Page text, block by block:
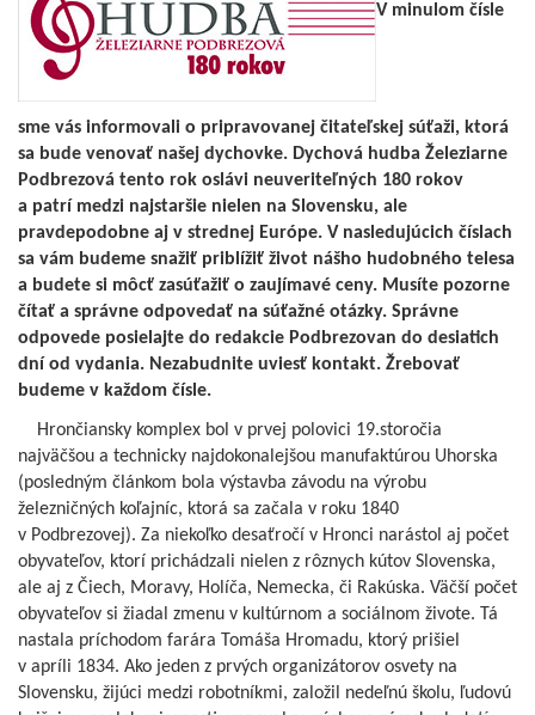
V minulom čísle
sme vás informovali o pripravovanej čitateľskej súťaži, ktorá
sa bude venovať našej dychovke. Dychová hudba Železiarne
Podbrezová tento rok oslávi neuveriteľných 180 rokov
a patrí medzi najstaršie nielen na Slovensku, ale
pravdepodobne aj v strednej Európe. V nasledujúcich číslach
sa vám budeme snažiť priblížiť život nášho hudobného telesa
a budete si môcť zasúťažiť o zaujímavé ceny. Musíte pozorne
čítať a správne odpovedať na súťažné otázky. Správne
odpovede posielajte do redakcie Podbrezovan do desiatich
dní od vydania. Nezabudnite uviesť kontakt. Žrebovať
budeme v každom čísle.
Hrončiansky komplex bol v prvej polovici 19.storočia
najväčšou a technicky najdokonalejšou manufaktúrou Uhorska
(posledným článkom bola výstavba závodu na výrobu
železničných koľajníc, ktorá sa začala v roku 1840
v Podbrezovej). Za niekoľko desaťročí v Hronci narástol aj počet
obyvateľov, ktorí prichádzali nielen z rôznych kútov Slovenska,
ale aj z Čiech, Moravy, Holíča, Nemecka, či Rakúska. Väčší počet
obyvateľov si žiadal zmenu v kultúrnom a sociálnom živote. Tá
nastala príchodom farára Tomáša Hromadu, ktorý prišiel
v apríli 1834. Ako jeden z prvých organizátorov osvety na
Slovensku, žijúci medzi robotníkmi, založil nedeľnú školu, ľudovú